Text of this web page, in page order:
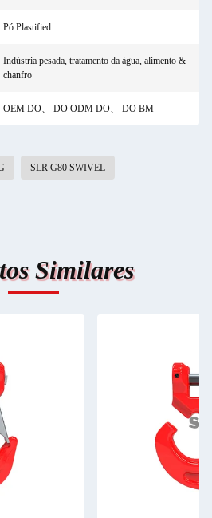
Pó Plastified
Indústria pesada, tratamento da água, alimento &
chanfro
OEM DO、 DO ODM DO、 DO BM
SLR G80 SWIVEL
Similares